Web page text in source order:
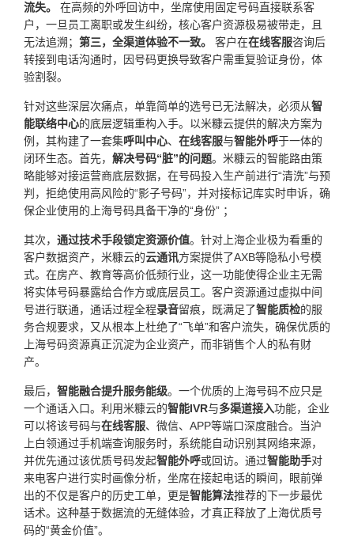
流失。
在高频的外呼回访中，坐席使用固定号码直接联系客
户，一旦员工离职或发生纠纷，核心客户资源极易被带走，且
无法追溯； 第三，全渠道体验不一致。 客户在在线客服咨询后
转接到电话沟通时，因号码更换导致客户需重复验证身份，体
验割裂。
针对这些深层次痛点，单靠简单的选号已无法解决，必须从智
能联络中心的底层逻辑重构入手。以米糠云提供的解决方案为
例，其构建了一套集呼叫中心、 在线客服与智能外呼于一体的
闭环生态。首先， 解决号码“脏”的问题。米糠云的智能路由策
略能够对接运营商底层数据，在号码投入生产前进行“清洗”与预
判，拒绝使用高风险的“影子号码”，并对接标记库实时申诉，确
保企业使用的上海号码具备干净的“身份” ；
其次， 通过技术手段锁定资源价值。针对上海企业极为看重的
客户数据资产，米糠云的云通讯方案提供了AXB等隐私小号模
式。在房产、教育等高价低频行业，这一功能使得企业主无需
将实体号码暴露给合作方或底层员工。客户资源通过虚拟中间
号进行联通，通话过程全程录音留痕，既满足了智能质检的服
务合规要求，又从根本上杜绝了“飞单”和客户流失，确保优质的
上海号码资源真正沉淀为企业资产，而非销售个人的私有财
产。
最后， 智能融合提升服务能级。一个优质的上海号码不应只是
一个通话入口。利用米糠云的智能IVR与多渠道接入功能，企业
可以将该号码与在线客服、微信、APP等端口深度融合。当沪
上白领通过手机端查询服务时，系统能自动识别其网络来源，
并优先通过该优质号码发起智能外呼或回访。通过智能助手对
来电客户进行实时画像分析，坐席在接起电话的瞬间，眼前弹
出的不仅是客户的历史工单，更是智能算法推荐的下一步最优
话术。这种基于数据流的无缝体验，才真正释放了上海优质号
码的“黄金价值”。